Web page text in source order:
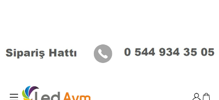
Giriş